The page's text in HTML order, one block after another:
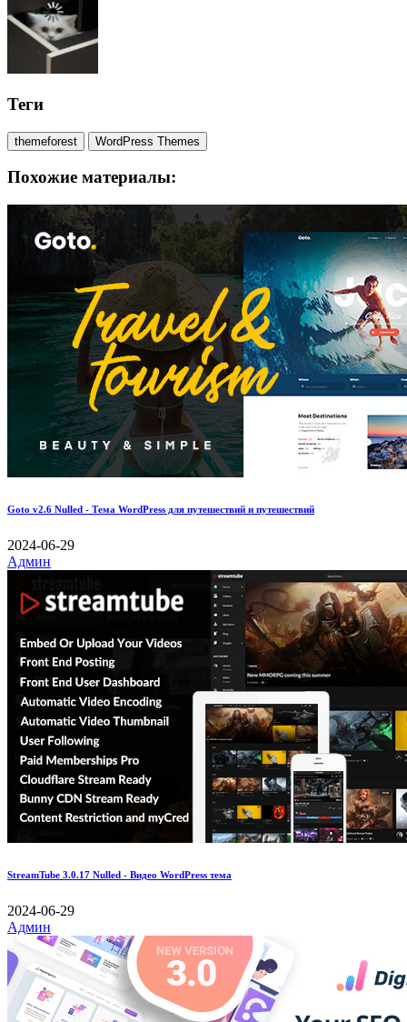
Теги
themeforest WordPress Themes
Похожие материалы:
Goto v2.6 Nulled - Тема WordPress для путешествий и путешествий
2024-06-29
Админ
StreamTube 3.0.17 Nulled - Видео WordPress тема
2024-06-29
Админ